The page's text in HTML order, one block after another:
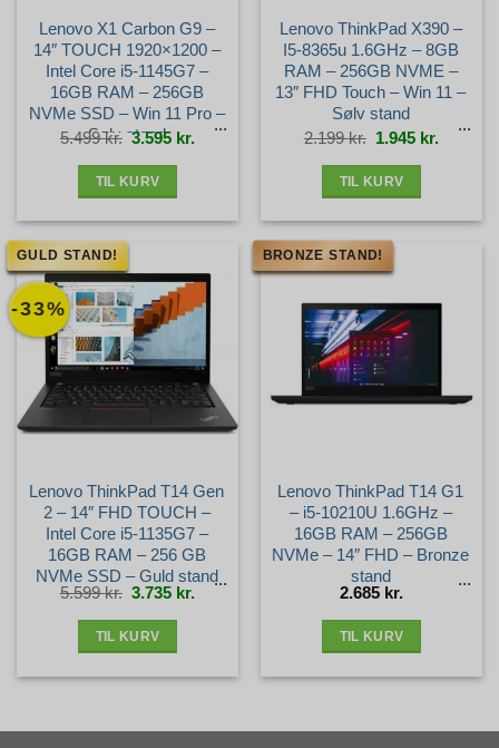
Lenovo X1 Carbon G9 –
14″ TOUCH 1920×1200 –
Intel Core i5-1145G7 –
16GB RAM – 256GB
NVMe SSD – Win 11 Pro –
Sølv stand
5.499kr. Den
oprindelige
pris
3.595 kr. Den
aktuelle
pris
TIL KURV
Lenovo ThinkPad X390 –
I5-8365u 1.6GHz – 8GB
RAM – 256GB NVME –
13″ FHD Touch – Win 11 –
Sølv stand
2.199kr. Den
oprindelige
pris
1.945 kr. Den
aktuelle
pris
TIL KURV
-33%
GULD STAND!
Lenovo ThinkPad T14 Gen
2 – 14″ FHD TOUCH –
Intel Core i5-1135G7 –
16GB RAM – 256 GB
NVMe SSD – Guld stand
5.599kr. Den
oprindelige
pris
3.735 kr. Den
aktuelle
pris
TIL KURV
BRONZE STAND!
Lenovo ThinkPad T14 G1
– i5-10210U 1.6GHz –
16GB RAM – 256GB
NVMe – 14″ FHD – Bronze
stand
2.685 kr.
TIL KURV